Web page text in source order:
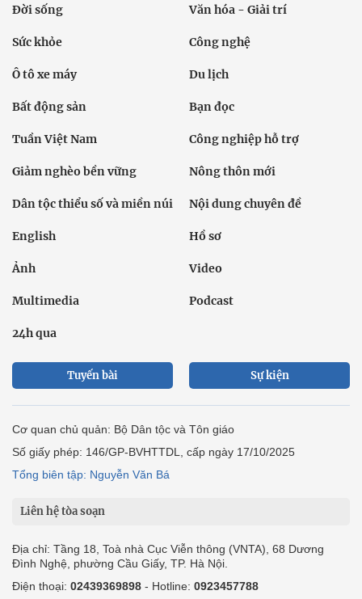
Đời sống Văn hóa - Giải trí
Sức khỏe Công nghệ
Ô tô xe máy Du lịch
Bất động sản Bạn đọc
Tuần Việt Nam Công nghiệp hỗ trợ
Giảm nghèo bền vững Nông thôn mới
Dân tộc thiểu số và miền núi Nội dung chuyên đề
English Hồ sơ
Ảnh Video
Multimedia Podcast
24h qua
Tuyến bài Sự kiện
Cơ quan chủ quản: Bộ Dân tộc và Tôn giáo
Số giấy phép: 146/GP-BVHTTDL, cấp ngày 17/10/2025
Tổng biên tập: Nguyễn Văn Bá
Liên hệ tòa soạn
Địa chỉ: Tầng 18, Toà nhà Cục Viễn thông (VNTA), 68 Dương
Đình Nghệ, phường Cầu Giấy, TP. Hà Nội.
Điện thoại: 02439369898 - Hotline: 0923457788